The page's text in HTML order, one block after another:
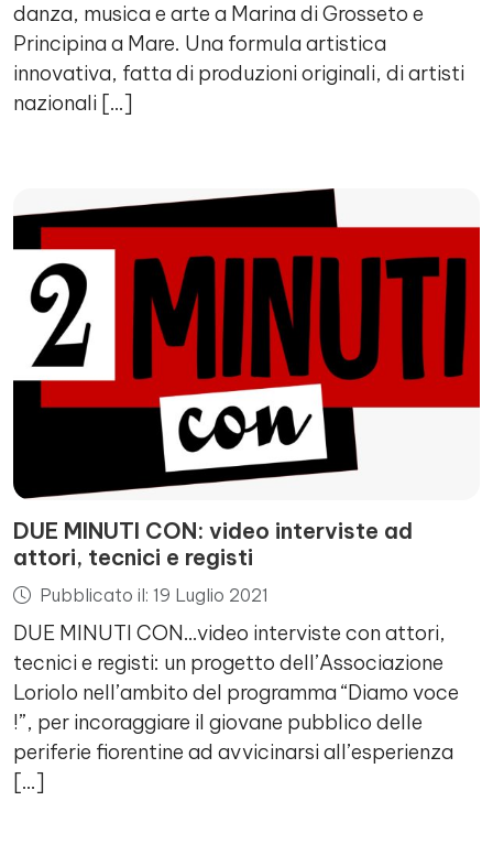
danza, musica e arte a Marina di Grosseto e
Principina a Mare. Una formula artistica
innovativa, fatta di produzioni originali, di artisti
nazionali […]
DUE MINUTI CON: video interviste ad
attori, tecnici e registi
Pubblicato il: 19 Luglio 2021
DUE MINUTI CON…video interviste con attori,
tecnici e registi: un progetto dell’Associazione
Loriolo nell’ambito del programma “Diamo voce
!”, per incoraggiare il giovane pubblico delle
periferie fiorentine ad avvicinarsi all’esperienza
[…]